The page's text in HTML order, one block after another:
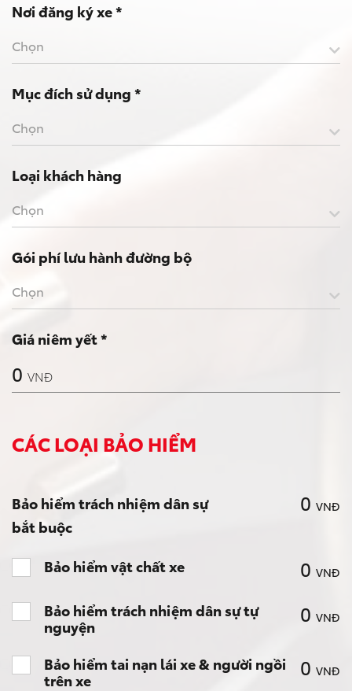
Nơi đăng ký xe *
Chọn
Mục đích sử dụng *
Chọn
Loại khách hàng
Chọn
Gói phí lưu hành đường bộ
Chọn
Giá niêm yết *
0 VNĐ
CÁC LOẠI BẢO HIỂM
Bảo hiểm trách nhiệm dân sự
bắt buộc
0 VNĐ
Bảo hiểm vật chất xe 0 VNĐ
Bảo hiểm trách nhiệm dân sự tự
nguyện
0 VNĐ
Bảo hiểm tai nạn lái xe & người ngồi
trên xe
0 VNĐ